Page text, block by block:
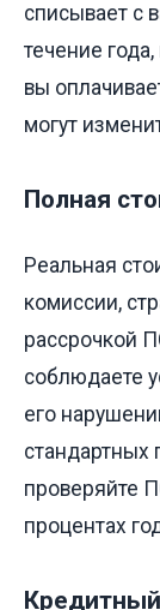
списывает с
течение
вы
могут
Полная
Реальная
комиссии,
рассрочкой
соблюдаете
его
стандартных
проверяйте
процентах